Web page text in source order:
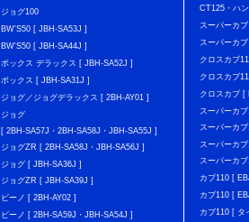
ジョグ100
BW'S50 [ JBH-SA53J ]
BW'S50 [ JBH-SA44J ]
ボックス デラックス [ JBH-SA52J ]
ボックス [ JBH-SA31J ]
ジョグ／ジョグデラックス [ 2BH-AY01 ]
ジョグ
[ 2BH-SA57J・2BH-SA58J・JBH-SA55J ]
ジョグZR [ 2BH-SA58J・JBH-SA56J ]
ジョグ [ JBH-SA36J ]
ジョグZR [ JBH-SA39J ]
ビーノ [ 2BH-AY02 ]
ビーノ [ 2BH-SA59J・JBH-SA54J ]
CT125・ハ
スーパーカ
スーパーカ
クロスカブ
クロスカブ
クロスカブ [
スーパーカ
スーパーカ
スーパーカ
スーパーカ
カブ110 [
カブ110 [
カブ110 [ タ